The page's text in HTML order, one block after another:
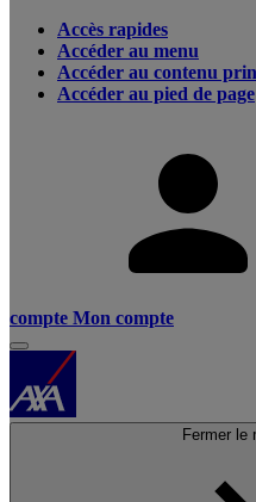
Accès rapides
Accéder au menu
Accéder au contenu
Accéder au pied de page
compte Mon compte
Fermer le